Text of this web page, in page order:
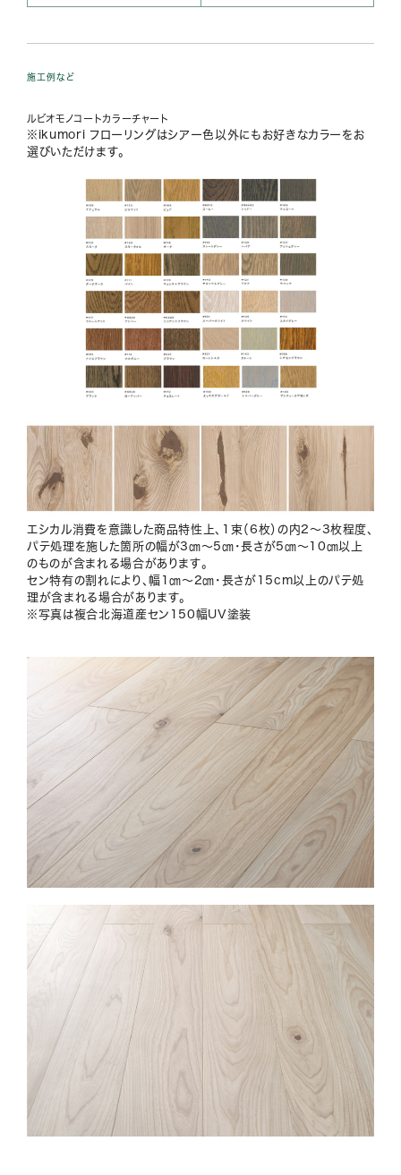
施工例など
ルビオモノコートカラーチャート
※ikumori フローリングはシアー色以外にもお好きなカラーをお
選びいただけます。
エシカル消費を意識した商品特性上、1束（6枚）の内2～3枚程度、
パテ処理を施した箇所の幅が3㎝～5㎝・長さが5㎝～10㎝以上
のものが含まれる場合があります。
セン特有の割れにより、幅1㎝～2㎝・長さが15cm以上のパテ処
理が含まれる場合があります。
※写真は複合北海道産セン150幅UV塗装